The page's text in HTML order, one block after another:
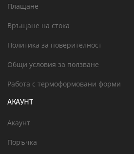
Плащане
Връщане на стока
Политика за поверителност
Общи условия за ползване
Работа с термоформовани форми
АКАУНТ
Акаунт
Поръчка